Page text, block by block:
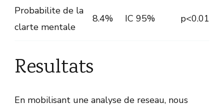
Probabilite de la
clarte mentale
8.4% IC 95% p<0.01
Resultats
En mobilisant une analyse de reseau, nous